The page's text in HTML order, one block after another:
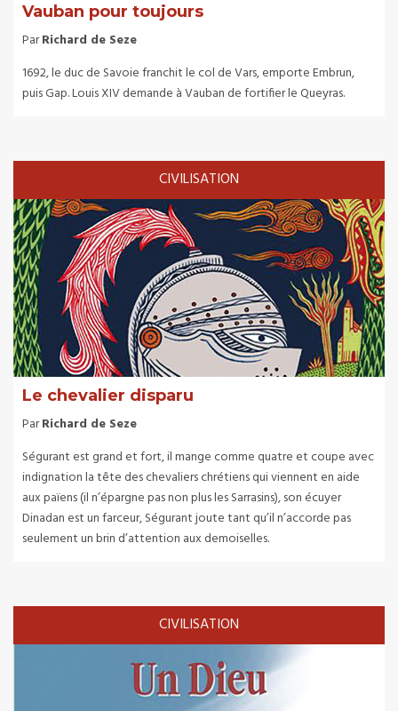
Vauban pour toujours
ParRichard de Seze
1692, le duc de Savoie franchit le col de Vars, emporte Embrun,
puis Gap. Louis XIV demande à Vauban de fortifier le Queyras.
CIVILISATION
Le chevalier disparu
ParRichard de Seze
Ségurant est grand et fort, il mange comme quatre et coupe avec
indignation la tête des chevaliers chrétiens qui viennent en aide
aux païens (il n’épargne pas non plus les Sarrasins), son écuyer
Dinadan est un farceur, Ségurant joute tant qu’il n’accorde pas
seulement un brin d’attention aux demoiselles.
CIVILISATION